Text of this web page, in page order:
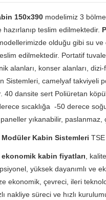
150x390 modelimiz 3
teslim edilmektedir.
olduğu gibi su ve
edilmektedir. Portatif
alanları, konser alanları,
Sistemleri, camelyaf takviyeli
40 dansite sert Poliüretan
sıcaklığa -50 derece
paneller yıkanabilir,
Kabin Sistemleri
kabin fiyatları ,
yüksek dayanımlı ve
ekonomik, çevreci, ileri
nakliye süreci ve hızlı